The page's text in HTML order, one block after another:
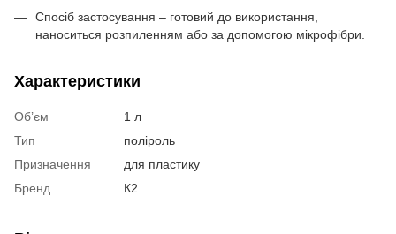
Спосіб застосування – готовий до використання,
наноситься розпиленням або за допомогою мікрофібри.
Характеристики
Об’єм
1 л
Тип
поліроль
Призначення
для пластику
Бренд
К2